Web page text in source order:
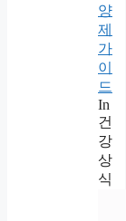
양
제
가
이
드
In
건
강
상
식